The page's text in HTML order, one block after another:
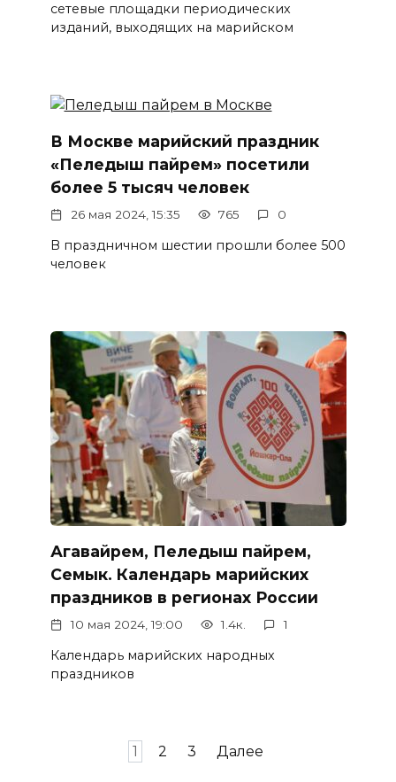
сетевые площадки периодических
изданий, выходящих на марийском
В Москве марийский праздник
«Пеледыш пайрем» посетили
более 5 тысяч человек
26 мая 2024, 15:35 765 0
В праздничном шестии прошли более 500
человек
Агавайрем, Пеледыш пайрем,
Семык. Календарь марийских
праздников в регионах России
10 мая 2024, 19:00 1.4к. 1
Календарь марийских народных
праздников
1 2 3 Далее